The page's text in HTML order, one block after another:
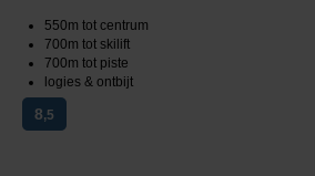
550m tot centrum
700m tot skilift
700m tot piste
logies & ontbijt
8,5